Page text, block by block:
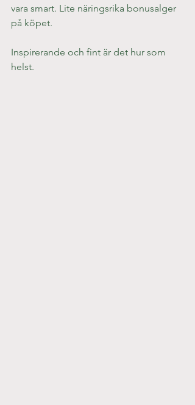
vara smart. Lite näringsrika bonusalger
på köpet.
Inspirerande och fint är det hur som
helst.